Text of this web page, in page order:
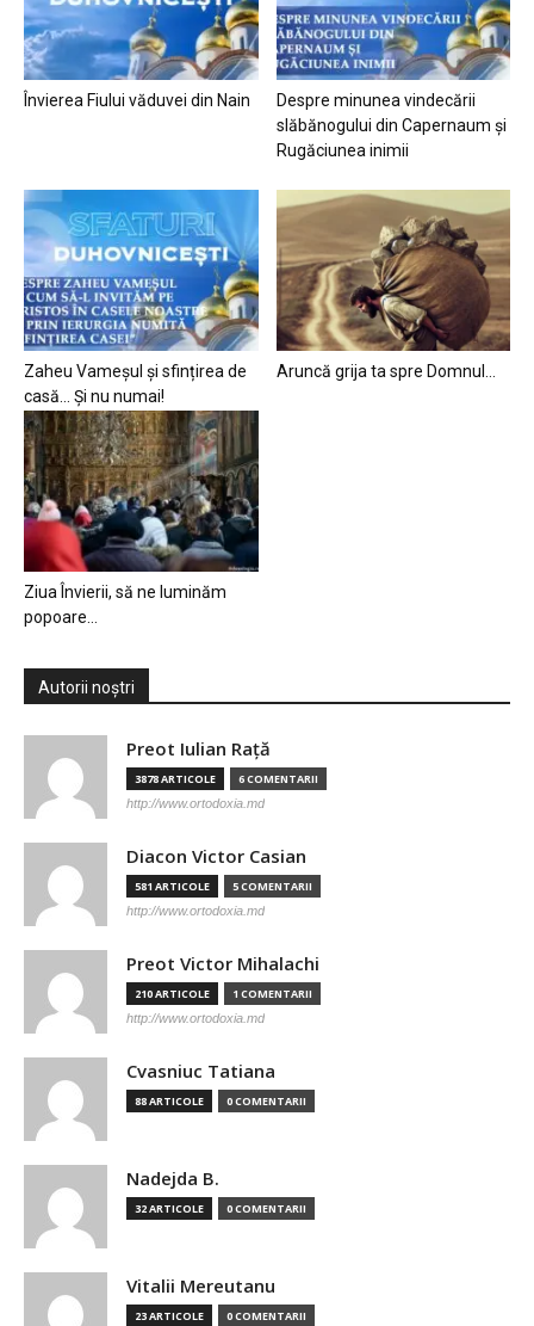
Învierea Fiului văduvei din Nain
Despre minunea vindecării
slăbănogului din Capernaum și
Rugăciunea inimii
Zaheu Vameșul și sfințirea de
casă… Și nu numai!
Aruncă grija ta spre Domnul…
Ziua Învierii, să ne luminăm
popoare…
Autorii noștri
Preot Iulian Raţă
3878 ARTICOLE 6 COMENTARII
http://www.ortodoxia.md
Diacon Victor Casian
581 ARTICOLE 5 COMENTARII
http://www.ortodoxia.md
Preot Victor Mihalachi
210 ARTICOLE 1 COMENTARII
http://www.ortodoxia.md
Cvasniuc Tatiana
88 ARTICOLE 0 COMENTARII
Nadejda B.
32 ARTICOLE 0 COMENTARII
Vitalii Mereutanu
23 ARTICOLE 0 COMENTARII